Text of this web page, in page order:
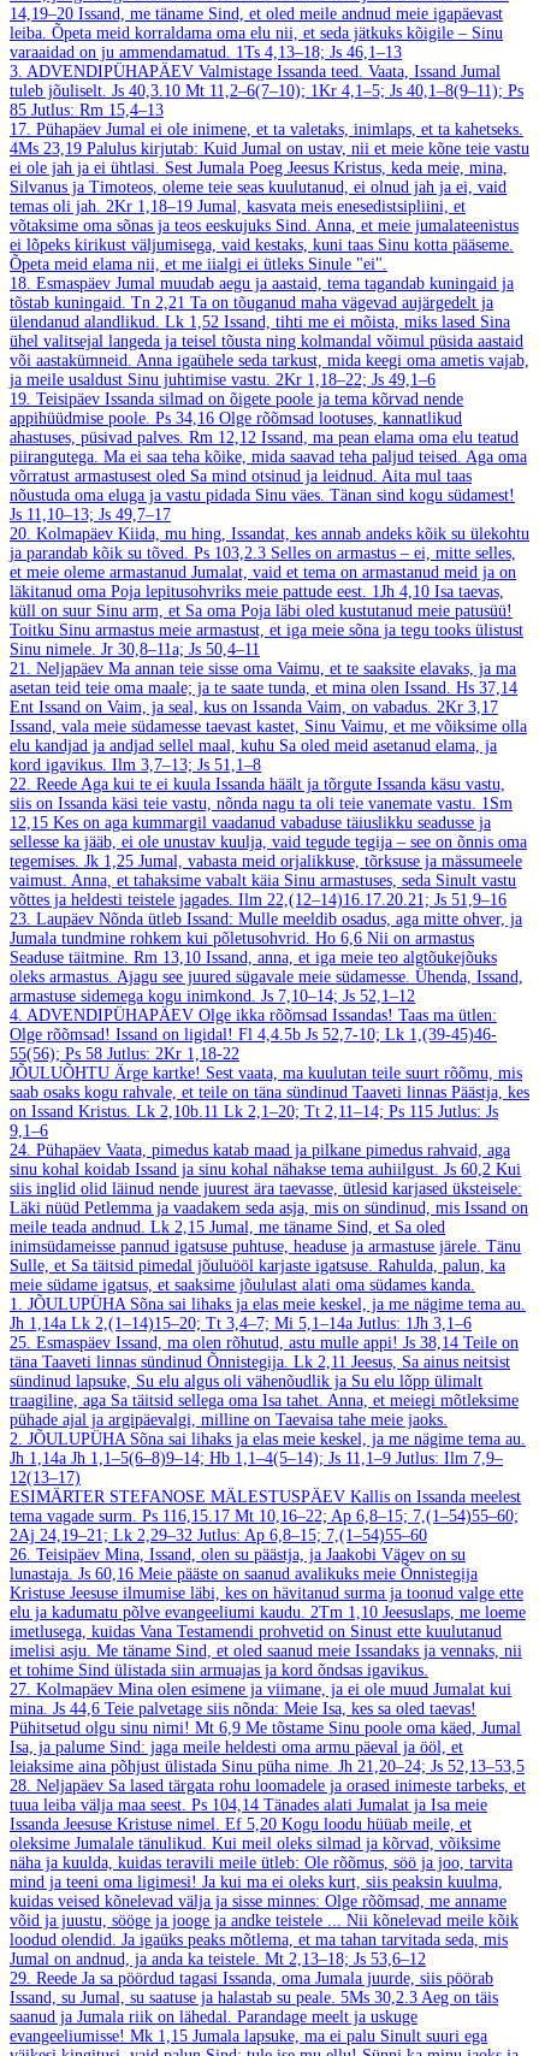
14,19–20 Issand, me täname Sind, et oled meile andnud meie igapäevast
leiba. Õpeta meid korraldama oma elu nii, et seda jätkuks kõigile – Sinu
varaaidad on ju ammendamatud. 1Ts 4,13–18; Js 46,1–13
3. ADVENDIPÜHAPÄEV Valmistage Issanda teed. Vaata, Issand Jumal
tuleb jõuliselt. Js 40,3.10 Mt 11,2–6(7–10); 1Kr 4,1–5; Js 40,1–8(9–11); Ps
85 Jutlus: Rm 15,4–13
17. Pühapäev Jumal ei ole inimene, et ta valetaks, inimlaps, et ta kahetseks.
4Ms 23,19 Palulus kirjutab: Kuid Jumal on ustav, nii et meie kõne teie vastu
ei ole jah ja ei ühtlasi. Sest Jumala Poeg Jeesus Kristus, keda meie, mina,
Silvanus ja Timoteos, oleme teie seas kuulutanud, ei olnud jah ja ei, vaid
temas oli jah. 2Kr 1,18–19 Jumal, kasvata meis enesedistsipliini, et
võtaksime oma sõnas ja teos eeskujuks Sind. Anna, et meie jumalateenistus
ei lõpeks kirikust väljumisega, vaid kestaks, kuni taas Sinu kotta pääseme.
Õpeta meid elama nii, et me iialgi ei ütleks Sinule "ei".
18. Esmaspäev Jumal muudab aegu ja aastaid, tema tagandab kuningaid ja
tõstab kuningaid. Tn 2,21 Ta on tõuganud maha vägevad aujärgedelt ja
ülendanud alandlikud. Lk 1,52 Issand, tihti me ei mõista, miks lased Sina
ühel valitsejal langeda ja teisel tõusta ning kolmandal võimul püsida aastaid
või aastakümneid. Anna igaühele seda tarkust, mida keegi oma ametis vajab,
ja meile usaldust Sinu juhtimise vastu. 2Kr 1,18–22; Js 49,1–6
19. Teisipäev Issanda silmad on õigete poole ja tema kõrvad nende
appihüüdmise poole. Ps 34,16 Olge rõõmsad lootuses, kannatlikud
ahastuses, püsivad palves. Rm 12,12 Issand, ma pean elama oma elu teatud
piirangutega. Ma ei saa teha kõike, mida saavad teha paljud teised. Aga oma
võrratust armastusest oled Sa mind otsinud ja leidnud. Aita mul taas
nõustuda oma eluga ja vastu pidada Sinu väes. Tänan sind kogu südamest!
Js 11,10–13; Js 49,7–17
20. Kolmapäev Kiida, mu hing, Issandat, kes annab andeks kõik su ülekohtu
ja parandab kõik su tõved. Ps 103,2.3 Selles on armastus – ei, mitte selles,
et meie oleme armastanud Jumalat, vaid et tema on armastanud meid ja on
läkitanud oma Poja lepitusohvriks meie pattude eest. 1Jh 4,10 Isa taevas,
küll on suur Sinu arm, et Sa oma Poja läbi oled kustutanud meie patusüü!
Toitku Sinu armastus meie armastust, et iga meie sõna ja tegu tooks ülistust
Sinu nimele. Jr 30,8–11a; Js 50,4–11
21. Neljapäev Ma annan teie sisse oma Vaimu, et te saaksite elavaks, ja ma
asetan teid teie oma maale; ja te saate tunda, et mina olen Issand. Hs 37,14
Ent Issand on Vaim, ja seal, kus on Issanda Vaim, on vabadus. 2Kr 3,17
Issand, vala meie südamesse taevast kastet, Sinu Vaimu, et me võiksime olla
elu kandjad ja andjad sellel maal, kuhu Sa oled meid asetanud elama, ja
kord igavikus. Ilm 3,7–13; Js 51,1–8
22. Reede Aga kui te ei kuula Issanda häält ja tõrgute Issanda käsu vastu,
siis on Issanda käsi teie vastu, nõnda nagu ta oli teie vanemate vastu. 1Sm
12,15 Kes on aga kummargil vaadanud vabaduse täiuslikku seadusse ja
sellesse ka jääb, ei ole unustav kuulja, vaid tegude tegija – see on õnnis oma
tegemises. Jk 1,25 Jumal, vabasta meid orjalikkuse, tõrksuse ja mässumeele
vaimust. Anna, et tahaksime vabalt käia Sinu armastuses, seda Sinult vastu
võttes ja heldesti teistele jagades. Ilm 22,(12–14)16.17.20.21; Js 51,9–16
23. Laupäev Nõnda ütleb Issand: Mulle meeldib osadus, aga mitte ohver, ja
Jumala tundmine rohkem kui põletusohvrid. Ho 6,6 Nii on armastus
Seaduse täitmine. Rm 13,10 Issand, anna, et iga meie teo algtõukejõuks
oleks armastus. Ajagu see juured sügavale meie südamesse. Ühenda, Issand,
armastuse sidemega kogu inimkond. Js 7,10–14; Js 52,1–12
4. ADVENDIPÜHAPÄEV Olge ikka rõõmsad Issandas! Taas ma ütlen:
Olge rõõmsad! Issand on ligidal! Fl 4,4.5b Js 52,7-10; Lk 1,(39-45)46-
55(56); Ps 58 Jutlus: 2Kr 1,18-22
JÕULUÕHTU Ärge kartke! Sest vaata, ma kuulutan teile suurt rõõmu, mis
saab osaks kogu rahvale, et teile on täna sündinud Taaveti linnas Päästja, kes
on Issand Kristus. Lk 2,10b.11 Lk 2,1–20; Tt 2,11–14; Ps 115 Jutlus: Js
9,1–6
24. Pühapäev Vaata, pimedus katab maad ja pilkane pimedus rahvaid, aga
sinu kohal koidab Issand ja sinu kohal nähakse tema auhiilgust. Js 60,2 Kui
siis inglid olid läinud nende juurest ära taevasse, ütlesid karjased üksteisele:
Läki nüüd Petlemma ja vaadakem seda asja, mis on sündinud, mis Issand on
meile teada andnud. Lk 2,15 Jumal, me täname Sind, et Sa oled
inimsüdameisse pannud igatsuse puhtuse, headuse ja armastuse järele. Tänu
Sulle, et Sa täitsid pimedal jõuluööl karjaste igatsuse. Rahulda, palun, ka
meie südame igatsus, et saaksime jõululast alati oma südames kanda.
1. JÕULUPÜHA Sõna sai lihaks ja elas meie keskel, ja me nägime tema au.
Jh 1,14a Lk 2,(1–14)15–20; Tt 3,4–7; Mi 5,1–14a Jutlus: 1Jh 3,1–6
25. Esmaspäev Issand, ma olen rõhutud, astu mulle appi! Js 38,14 Teile on
täna Taaveti linnas sündinud Õnnistegija. Lk 2,11 Jeesus, Sa ainus neitsist
sündinud lapsuke, Su elu algus oli vähenõudlik ja Su elu lõpp ülimalt
traagiline, aga Sa täitsid sellega oma Isa tahet. Anna, et meiegi mõtleksime
pühade ajal ja argipäevalgi, milline on Taevaisa tahe meie jaoks.
2. JÕULUPÜHA Sõna sai lihaks ja elas meie keskel, ja me nägime tema au.
Jh 1,14a Jh 1,1–5(6–8)9–14; Hb 1,1–4(5–14); Js 11,1–9 Jutlus: Ilm 7,9–
12(13–17)
ESIMÄRTER STEFANOSE MÄLESTUSPÄEV Kallis on Issanda meelest
tema vagade surm. Ps 116,15.17 Mt 10,16–22; Ap 6,8–15; 7,(1–54)55–60;
2Aj 24,19–21; Lk 2,29–32 Jutlus: Ap 6,8–15; 7,(1–54)55–60
26. Teisipäev Mina, Issand, olen su päästja, ja Jaakobi Vägev on su
lunastaja. Js 60,16 Meie pääste on saanud avalikuks meie Õnnistegija
Kristuse Jeesuse ilmumise läbi, kes on hävitanud surma ja toonud valge ette
elu ja kadumatu põlve evangeeliumi kaudu. 2Tm 1,10 Jeesuslaps, me loeme
imetlusega, kuidas Vana Testamendi prohvetid on Sinust ette kuulutanud
imelisi asju. Me täname Sind, et oled saanud meie Issandaks ja vennaks, nii
et tohime Sind ülistada siin armuajas ja kord õndsas igavikus.
27. Kolmapäev Mina olen esimene ja viimane, ja ei ole muud Jumalat kui
mina. Js 44,6 Teie palvetage siis nõnda: Meie Isa, kes sa oled taevas!
Pühitsetud olgu sinu nimi! Mt 6,9 Me tõstame Sinu poole oma käed, Jumal
Isa, ja palume Sind: jaga meile heldesti oma armu päeval ja ööl, et
leiaksime aina põhjust ülistada Sinu püha nime. Jh 21,20–24; Js 52,13–53,5
28. Neljapäev Sa lased tärgata rohu loomadele ja orased inimeste tarbeks, et
tuua leiba välja maa seest. Ps 104,14 Tänades alati Jumalat ja Isa meie
Issanda Jeesuse Kristuse nimel. Ef 5,20 Kogu loodu hüüab meile, et
oleksime Jumalale tänulikud. Kui meil oleks silmad ja kõrvad, võiksime
näha ja kuulda, kuidas teravili meile ütleb: Ole rõõmus, söö ja joo, tarvita
mind ja teeni oma ligimesi! Ja kui ma ei oleks kurt, siis peaksin kuulma,
kuidas veised kõnelevad välja ja sisse minnes: Olge rõõmsad, me anname
võid ja juustu, sööge ja jooge ja andke teistele ... Nii kõnelevad meile kõik
loodud olendid. Ja igaüks peaks mõtlema, et ma tahan tarvitada seda, mis
Jumal on andnud, ja anda ka teistele. Mt 2,13–18; Js 53,6–12
29. Reede Ja sa pöördud tagasi Issanda, oma Jumala juurde, siis pöörab
Issand, su Jumal, su saatuse ja halastab su peale. 5Ms 30,2.3 Aeg on täis
saanud ja Jumala riik on lähedal. Parandage meelt ja uskuge
evangeeliumisse! Mk 1,15 Jumala lapsuke, ma ei palu Sinult suuri ega